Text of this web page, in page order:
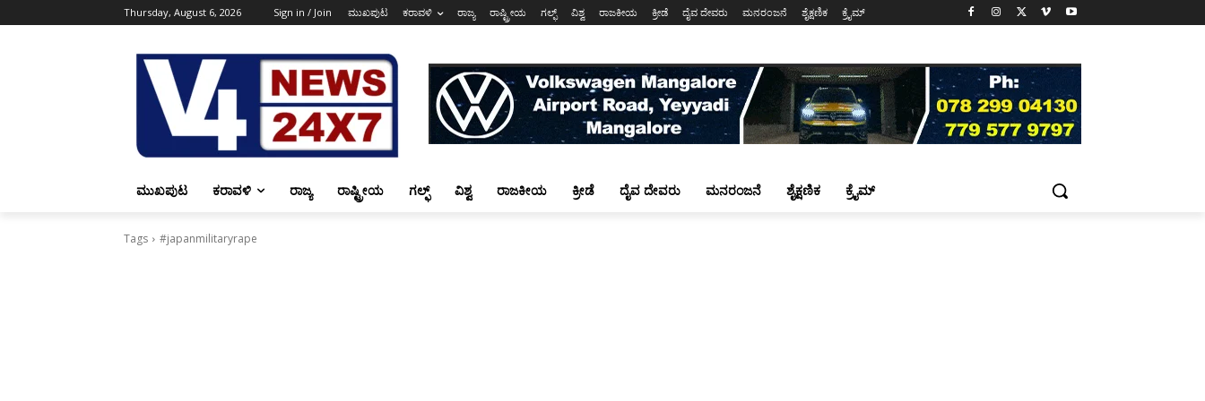
Thursday, August 6, 2026 Sign in / Join ಮುಖಪುಟ ಕರಾವಳಿ ರಾಜ್ಯ ರಾಷ್ಟ್ರೀಯ ಗಲ್ಫ್ ವಿಶ್ವ ರಾಜಕೀಯ ಕ್ರೀಡೆ ದೈವ ದೇವರು ಮನರಂಜನೆ ಶೈಕ್ಷಣಿಕ ಕ್ರೈಮ್
ಮುಖಪುಟ ಕರಾವಳಿ ರಾಜ್ಯ ರಾಷ್ಟ್ರೀಯ ಗಲ್ಫ್ ವಿಶ್ವ ರಾಜಕೀಯ ಕ್ರೀಡೆ ದೈವ ದೇವರು ಮನರಂಜನೆ ಶೈಕ್ಷಣಿಕ ಕ್ರೈಮ್
Tags #japanmilitaryrape